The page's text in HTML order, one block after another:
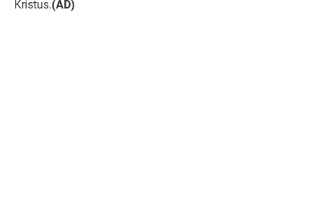
Kristus.(AD)